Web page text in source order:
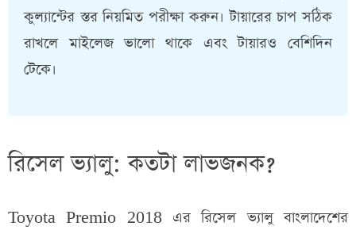
কুল্যান্টের স্তর নিয়মিত পরীক্ষা করুন। টায়ারের চাপ সঠিক
রাখলে মাইলেজ ভালো থাকে এবং টায়ারও বেশিদিন
টেকে।
রিসেল ভ্যালু: কতটা লাভজনক?
Toyota Premio 2018 এর রিসেল ভ্যালু বাংলাদেশের